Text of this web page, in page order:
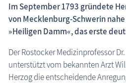
FKK-Strände
den Strand erleben
Badekultur
Im September 1793 gründete
von Mecklenburg-Schwerin
»Heiligen Damm«, das erste
Der Rostocker Medizinprofessor
unterstützt vom bekannten Arzt
Herzog die entscheidende